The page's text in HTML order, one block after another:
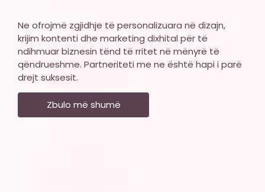
Ne ofrojmë zgjidhje të personalizuara në dizajn,
krijim kontenti dhe marketing dixhital për të
ndihmuar biznesin tënd të rritet në mënyrë të
qëndrueshme. Partneriteti me ne është hapi i parë
drejt suksesit.
Zbulo më shumë